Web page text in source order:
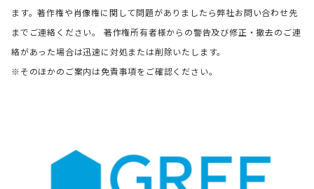
ます。著作権や肖像権に関して問題がありましたら弊社お問い合わせ先
までご連絡ください。 著作権所有者様からの警告及び修正・撤去のご連
絡があった場合は迅速に対処または削除いたします。
※そのほかのご案内は免責事項をご確認ください。